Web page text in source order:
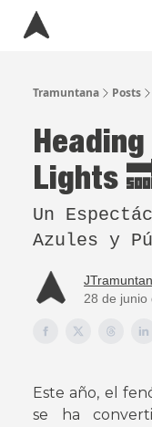
Tramuntana Posts
Lights
Un
Azules y
28 de junio
Este año, el
se ha